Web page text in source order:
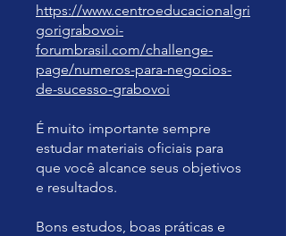
https://www.centroeducacionalgri
gorigrabovoi-
forumbrasil.com/challenge-
page/numeros-para-negocios-
de-sucesso-grabovoi
É muito importante sempre
estudar materiais oficiais para
que você alcance seus objetivos
e resultados.
Bons estudos, boas práticas e